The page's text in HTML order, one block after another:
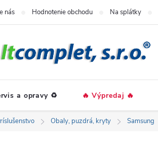
nás Hodnotenie obchodu Na splátky
a opravy ♻️ 🔥 Výpredaj 🔥
Obaly, puzdrá, kryty Samsung